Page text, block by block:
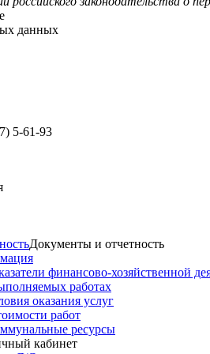
данных
5-61-93
Документы и отчетность
финансово-хозяйственной
работах
оказания услуг
работ
ресурсы
кабинет